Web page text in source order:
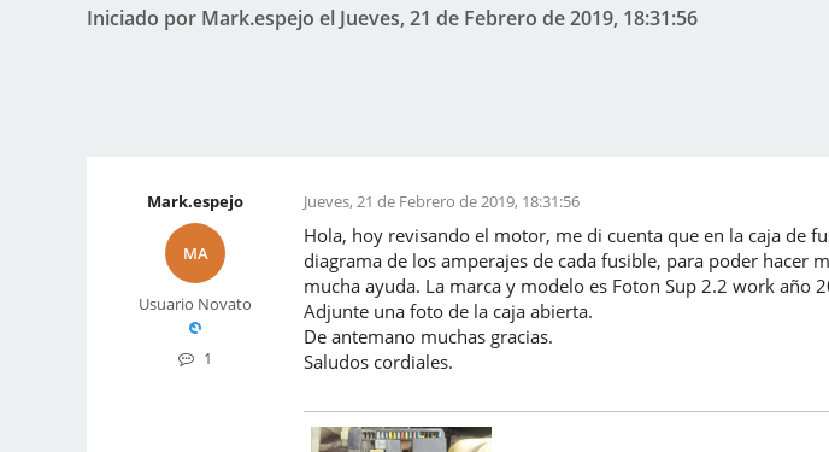
Iniciado por Mark.espejo el Jueves, 21 de Febrero de 2019, 18:31:56
Mark.espejo
MA
Usuario Novato
1
Jueves, 21 de Febrero de 2019, 18:31:56
Hola, hoy revisando el motor, me di cuenta que en la caja de
diagrama de los amperajes de cada fusible, para poder hacer
mucha ayuda. La marca y modelo es Foton Sup 2.2 work
Adjunte una foto de la caja abierta.
De antemano muchas gracias.
Saludos cordiales.